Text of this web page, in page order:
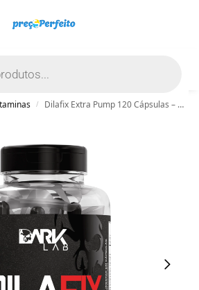
/ Dilafix Extra Pump 120 Cápsulas – Dark Lab